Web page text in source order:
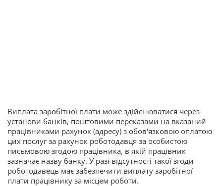
Виплата заробітної плати може здійснюватися через
установи банків, поштовими переказами на вказаний
працівниками рахунок (адресу) з обов'язковою оплатою
цих послуг за рахунок роботодавця за особистою
письмовою згодою працівника, в якій працівник
зазначає назву банку. У разі відсутності такої згоди
роботодавець має забезпечити виплату заробітної
плати працівнику за місцем роботи.